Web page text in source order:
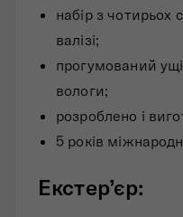
набір з чотирьох
валізі;
прогумований
вологи;
розроблено і
5 років
Екстер’єр: